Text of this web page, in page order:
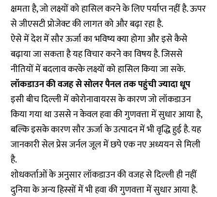
क्षमता है, जो लक्ष्यों को हासिल करने के लिए पर्याप्त नहीं है. ऊपर
से जीएसटी प्रोजेक्ट की लागत को और बढ़ा रहा है.
ऐसे में देश में सौर ऊर्जा का भविष्य क्या होगा और इसे कैसे
बढ़ाया जा सकता है यह विचार करने का विषय है. जिससे
नीतियों में बदलाव करके लक्ष्यों को हासिल किया जा सके.
लॉकडाउन की वजह से सोलर पैनल तक पहुंची ज्यादा धूप
इसी बीच दिल्ली में कोरोनावायरस के कारण जो लॉकडाउन
किया गया था उससे न केवल हवा की गुणवत्ता में सुधार आया है,
बल्कि इसके कारण सौर ऊर्जा के उत्पादन में भी वृद्धि हुई है. यह
जानकारीसेल प्रेस जर्नल जूल में छपे एक नए अध्ययनसे मिली
है.
शोधकर्ताओं के अनुसार लॉकडाउन की वजह से दिल्ली ही नहीं
दुनिया के अन्य हिस्सों में भी हवा की गुणवत्ता में सुधार आया है.